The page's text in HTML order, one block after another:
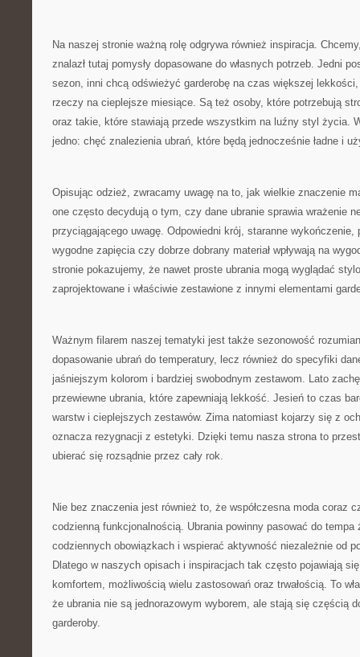
Na naszej stronie ważną rolę odgrywa również inspiracja.
znalazł tutaj pomysły dopasowane do własnych potrzeb. Jedni
sezon, inni chcą odświeżyć garderobę na czas większej
rzeczy na cieplejsze miesiące. Są też osoby, które potrzebują
oraz takie, które stawiają przede wszystkim na luźny styl życia.
jedno: chęć znalezienia ubrań, które będą jednocześnie ładne i
Opisując odzież, zwracamy uwagę na to, jak wielkie znaczenie
one często decydują o tym, czy dane ubranie sprawia wrażenie
przyciągającego uwagę. Odpowiedni krój, staranne
wygodne zapięcia czy dobrze dobrany materiał wpływają na
stronie pokazujemy, że nawet proste ubrania mogą wyglądać
zaprojektowane i właściwie zestawione z innymi elementami
Ważnym filarem naszej tematyki jest także sezonowość
dopasowanie ubrań do temperatury, lecz również do specyfiki
jaśniejszym kolorom i bardziej swobodnym zestawom. Lato
przewiewne ubrania, które zapewniają lekkość. Jesień to czas
warstw i cieplejszych zestawów. Zima natomiast kojarzy się z
oznacza rezygnacji z estetyki. Dzięki temu nasza strona to
ubierać się rozsądnie przez cały rok.
Nie bez znaczenia jest również to, że współczesna moda coraz
codzienną funkcjonalnością. Ubrania powinny pasować do tempa
codziennych obowiązkach i wspierać aktywność niezależnie od
Dlatego w naszych opisach i inspiracjach tak często pojawiają
komfortem, możliwością wielu zastosowań oraz trwałością. To
że ubrania nie są jednorazowym wyborem, ale stają się częścią
garderoby.